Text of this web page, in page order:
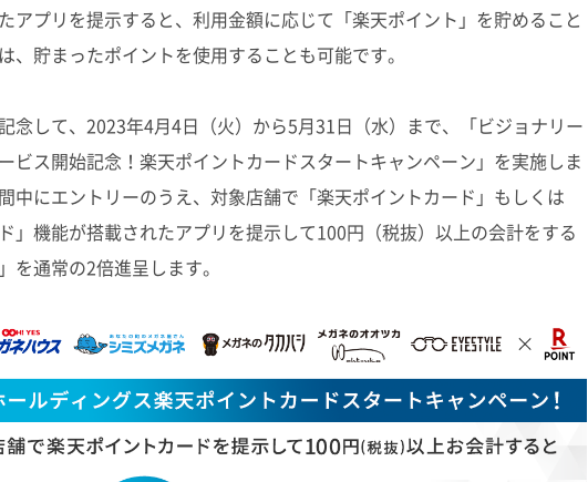
アプリを提示すると、利用金額に応じて「楽天ポイント」を貯めること
、貯まったポイントを使用することも可能です。
念して、2023年4月4日（火）から5月31日（水）まで、「ビジョナリー
ビス開始記念！楽天ポイントカードスタートキャンペーン」を実施しま
中にエントリーのうえ、対象店舗で「楽天ポイントカード」もしくは
」機能が搭載されたアプリを提示して100円（税抜）以上の会計をする
を通常の2倍進呈します。